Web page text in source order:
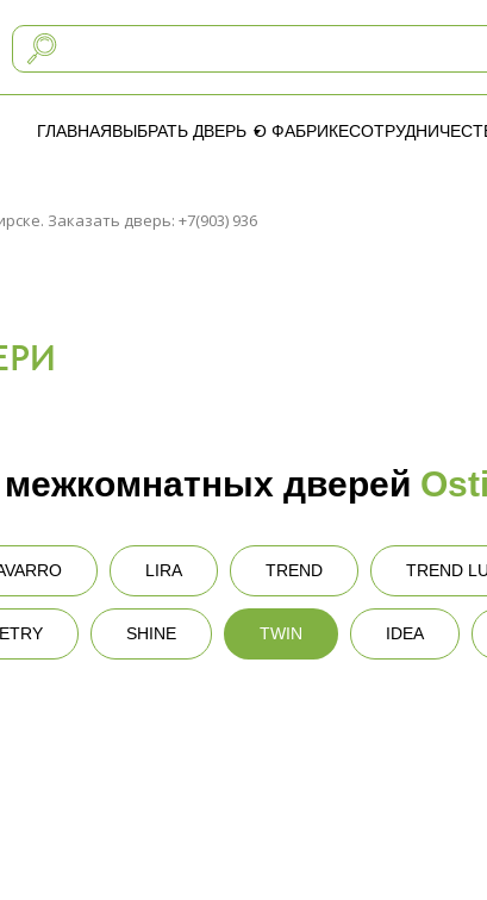
ГЛАВНАЯВЫБРАТЬ ДВЕРЬ О ФАБРИКЕ
Заказать дверь: +7(903) 936
дверей
LIRA TREND TREND
SHINE TWIN IDEA